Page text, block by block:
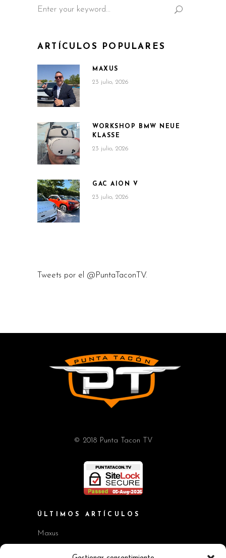
for:
ARTÍCULOS POPULARES
MAXUS
23 julio, 2026
WORKSHOP BMW NEUE
KLASSE
23 julio, 2026
GAC AION V
23 julio, 2026
Tweets por el @PuntaTaconTV.
© 2018 Punta Tacon TV
ÚLTIMOS ARTÍCULOS
Maxus
Workshop BMW Neue Klasse